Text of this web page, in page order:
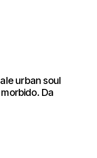
urban soul
Da